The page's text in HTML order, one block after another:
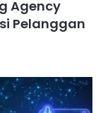
Agency
Pelanggan